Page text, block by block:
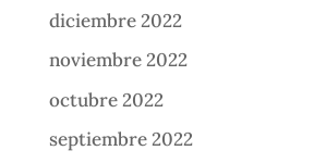
diciembre 2022
noviembre 2022
octubre 2022
septiembre 2022